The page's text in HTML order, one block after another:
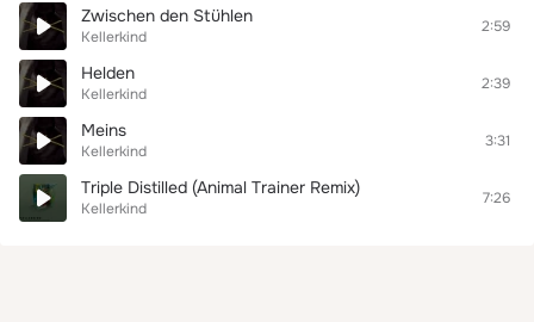
Zwischen den Stühlen
Kellerkind
2:59
Helden
Kellerkind
2:39
Meins
Kellerkind
3:31
Triple Distilled (Animal Trainer Remix)
Kellerkind
7:26